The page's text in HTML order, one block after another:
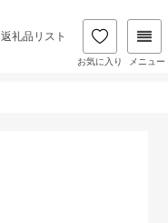
返礼品リスト
お気に入り メニュー